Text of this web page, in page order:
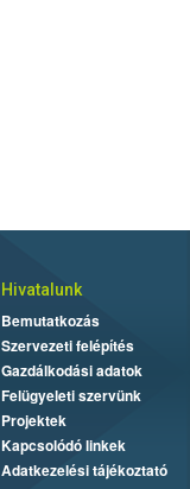
Hivatalunk
Bemutatkozás
Szervezeti felépítés
Gazdálkodási adatok
Felügyeleti szervünk
Projektek
Kapcsolódó linkek
Adatkezelési tájékoztató